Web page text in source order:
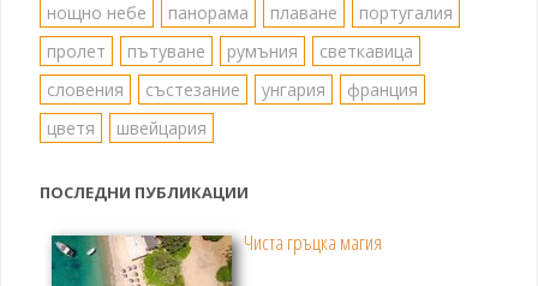
нощно небе
панорама плаване
португалия
пролет
пътуване румъния
светкавица
словения
състезание унгария
франция
цветя
швейцария
ПОСЛЕДНИ ПУБЛИКАЦИИ
Чиста гръцка магия